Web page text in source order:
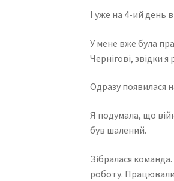
І уже на 4-ий день
У мене вже була
Чернігові, звідки я
Одразу появилася
Я подумала, що
був шалений.
Зібралася
роботу. Працювали